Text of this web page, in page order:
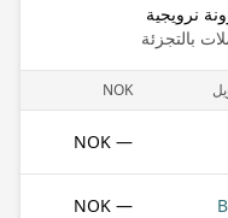
بالتجزئة
NOK
— NOK
— NOK